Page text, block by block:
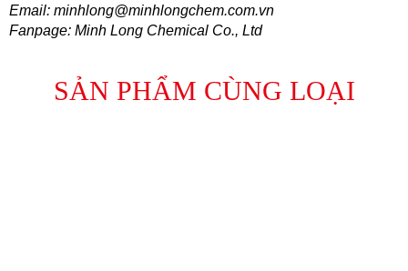
Email: minhlong@minhlongchem.com.vn
Fanpage: Minh Long Chemical Co., Ltd
SẢN PHẨM CÙNG LOẠI